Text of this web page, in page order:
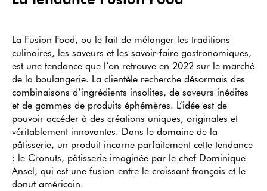
La Fusion Food, ou le fait de mélanger les traditions
culinaires, les saveurs et les savoir-faire gastronomiques,
est une tendance que l’on retrouve en 2022 sur le marché
de la boulangerie. La clientèle recherche désormais des
combinaisons d’ingrédients insolites, de saveurs inédites
et de gammes de produits éphémères. L’idée est de
pouvoir accéder à des créations uniques, originales et
véritablement innovantes. Dans le domaine de la
pâtisserie, un produit incarne parfaitement cette tendance
: le Cronuts, pâtisserie imaginée par le chef Dominique
Ansel, qui est une fusion entre le croissant français et le
donut américain.